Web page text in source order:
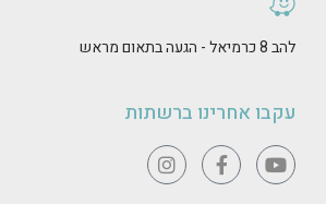
להב 8 כרמיאל - הגעה בתאום מראש
עקבו אחרינו ברשתות